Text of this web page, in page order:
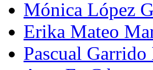
Mónica López
Erika Mateo
Pascual Garrido